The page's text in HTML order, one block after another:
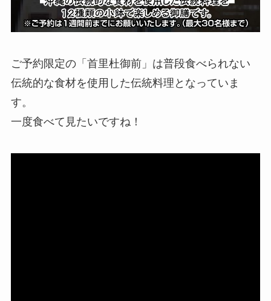
ご予約限定の「首里杜御前」は普段食べられない
伝統的な食材を使用した伝統料理となっていま
す。
一度食べて見たいですね！